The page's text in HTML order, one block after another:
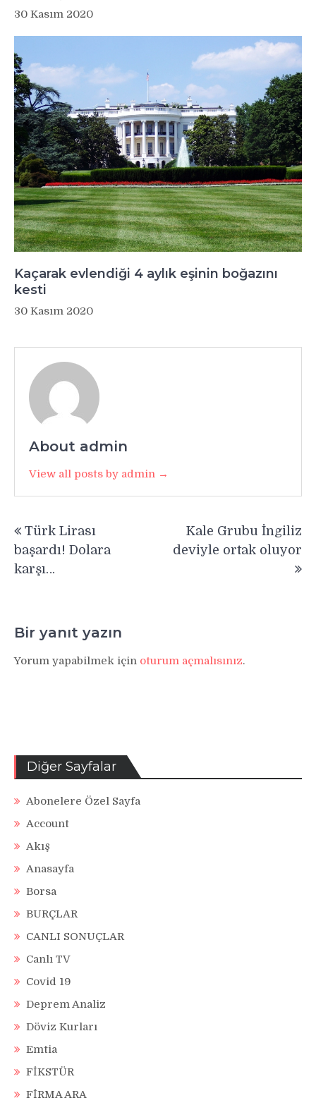
30 Kasım 2020
Kaçarak evlendiği 4 aylık eşinin boğazını
kesti
30 Kasım 2020
About admin
View all posts by admin →
gezinmesi
Türk Lirası
başardı! Dolara
karşı…
Kale Grubu İngiliz
deviyle ortak oluyor
Bir yanıt yazın
Yorum yapabilmek için oturum açmalısınız.
Diğer Sayfalar
Abonelere Özel Sayfa
Account
Akış
Anasayfa
Borsa
BURÇLAR
CANLI SONUÇLAR
Canlı TV
Covid 19
Deprem Analiz
Döviz Kurları
Emtia
FİKSTÜR
FİRMA ARA